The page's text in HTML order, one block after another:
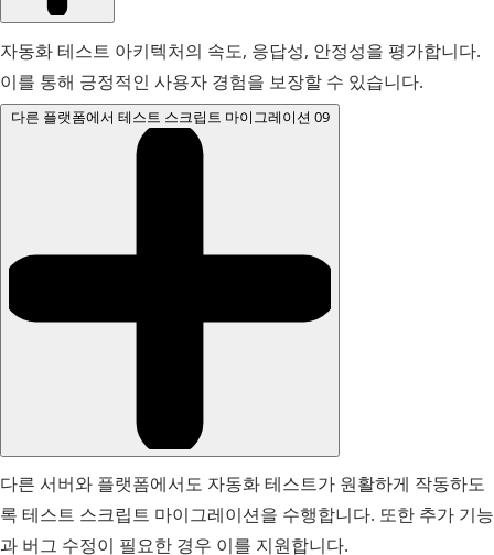
자동화 테스트 아키텍처의 속도, 응답성, 안정성을 평가합니다.
이를 통해 긍정적인 사용자 경험을 보장할 수 있습니다.
다른 플랫폼에서 테스트 스크립트 마이그레이션 09
다른 서버와 플랫폼에서도 자동화 테스트가 원활하게 작동하도
록 테스트 스크립트 마이그레이션을 수행합니다. 또한 추가 기능
과 버그 수정이 필요한 경우 이를 지원합니다.